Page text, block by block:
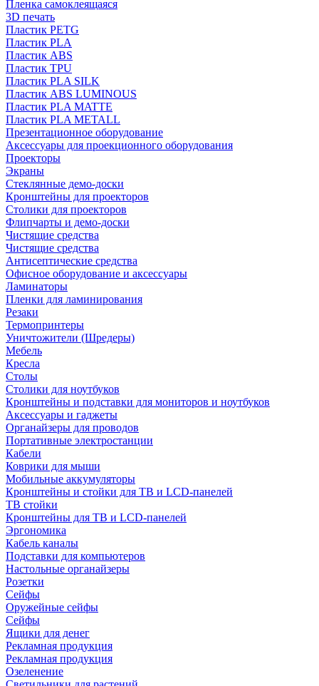
Пленка самоклеящаяся
3D печать
Пластик PETG
Пластик PLA
Пластик ABS
Пластик TPU
Пластик PLA SILK
Пластик ABS LUMINOUS
Пластик PLA MATTE
Пластик PLA METALL
Презентационное оборудование
Аксессуары для проекционного оборудования
Проекторы
Экраны
Стеклянные демо-доски
Кронштейны для проекторов
Столики для проекторов
Флипчарты и демо-доски
Чистящие средства
Чистящие средства
Антисептические средства
Офисное оборудование и аксессуары
Ламинаторы
Пленки для ламинирования
Резаки
Термопринтеры
Уничтожители (Шредеры)
Мебель
Кресла
Столы
Столики для ноутбуков
Кронштейны и подставки для мониторов и ноутбуков
Аксессуары и гаджеты
Органайзеры для проводов
Портативные электростанции
Кабели
Коврики для мыши
Мобильные аккумуляторы
Кронштейны и стойки для ТВ и LCD-панелей
ТВ стойки
Кронштейны для ТВ и LCD-панелей
Эргономика
Кабель каналы
Подставки для компьютеров
Настольные органайзеры
Розетки
Сейфы
Оружейные сейфы
Сейфы
Ящики для денег
Рекламная продукция
Рекламная продукция
Озеленение